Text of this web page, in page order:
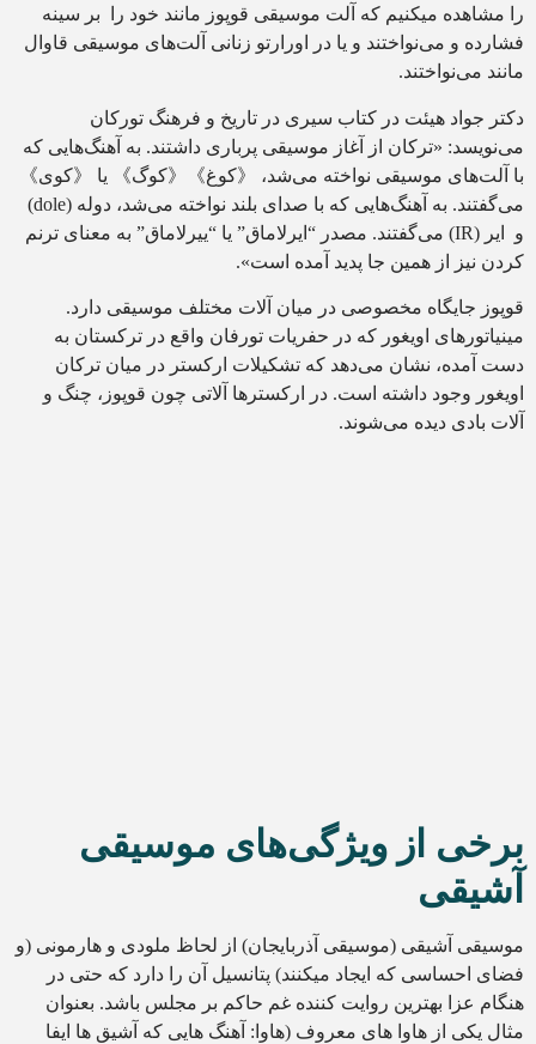
را مشاهده میکنیم که آلت موسیقی قوپوز مانند خود را بر سینه
فشارده و می‌نواختند و یا در اورارتو زنانی آلت‌های موسیقی قاوال
مانند می‌نواختند.
دکتر جواد هیئت در کتاب سیری در تاریخ و فرهنگ تورکان
می‌نویسد: «ترکان از آغاز موسیقی پرباری داشتند. به آهنگ‌هایی که
با آلت‌های موسیقی نواخته می‌شد، 《کوغ》《کوگ》 یا 《کوی》
می‌گفتند. به آهنگ‌هایی که با صدای بلند نواخته می‌شد، دوله (dole)
و ایر (IR) می‌گفتند. مصدر “ایرلاماق” یا “ییرلاماق” به معنای ترنم
کردن نیز از همین جا پدید آمده است».
قوپوز جایگاه مخصوصی در میان آلات مختلف موسیقی دارد.
مینیاتورهای اویغور که در حفریات تورفان واقع در ترکستان به
دست آمده، نشان می‌دهد که تشکیلات ارکستر در میان ترکان
اویغور وجود داشته است. در ارکسترها آلاتی چون قوپوز، چنگ و
آلات بادی دیده‌ می‌شوند.
برخی از ویژگی‌های موسیقی
آشیقی
موسیقی آشیقی (موسیقی آذربایجان) از لحاظ ملودی و هارمونی (و
فضای احساسی که ایجاد میکنند) پتانسیل آن را دارد که حتی در
هنگام عزا بهترین روایت کننده غم حاکم بر مجلس باشد. بعنوان
مثال یکی از هاوا های معروف (هاوا: آهنگ هایی که آشیق ها ایفا